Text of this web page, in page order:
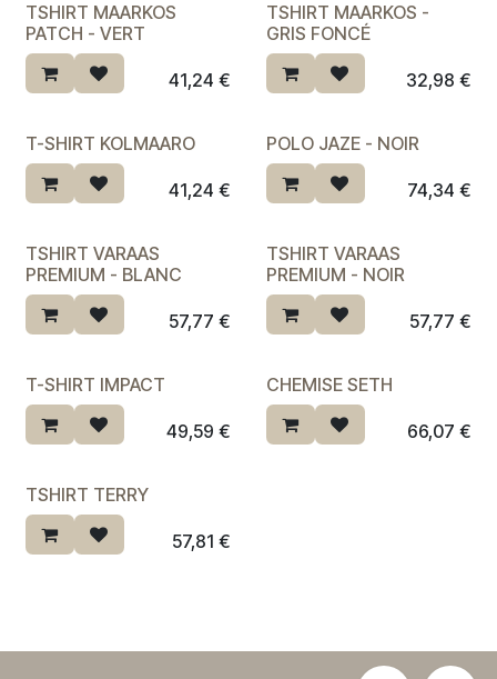
Dernière chance ♡
TSHIRT MAARKOS
PATCH - VERT
41,24 €
TSHIRT MAARKOS -
GRIS FONCÉ
32,98 €
T-SHIRT KOLMAARO
41,24 € Dernière chance ♡
POLO JAZE - NOIR
74,34 €
TSHIRT VARAAS
PREMIUM - BLANC
57,77 €
TSHIRT VARAAS
PREMIUM - NOIR
57,77 €
Dernière chance ♡
T-SHIRT IMPACT
49,59 €
CHEMISE SETH
66,07 €
TSHIRT TERRY
57,81 €